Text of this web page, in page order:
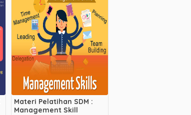
Materi Pelatihan SDM :
Management Skill